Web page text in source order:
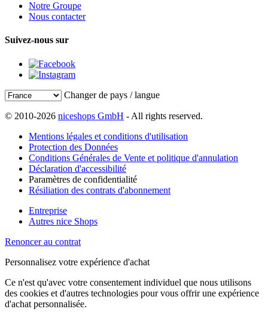
Notre Groupe
Nous contacter
Suivez-nous sur
Changer de pays / langue
© 2010-2026 niceshops GmbH - All rights reserved.
Mentions légales et conditions d'utilisation
Protection des Données
Conditions Générales de Vente et politique d'annulation
Déclaration d'accessibilité
Paramètres de confidentialité
Résiliation des contrats d'abonnement
Entreprise
Autres nice Shops
Renoncer au contrat
Personnalisez votre expérience d'achat
Ce n'est qu'avec votre consentement individuel que nous utilisons
des cookies et d'autres technologies pour vous offrir une expérience
d'achat personnalisée.